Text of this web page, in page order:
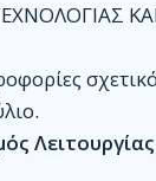
Λειτουργίας